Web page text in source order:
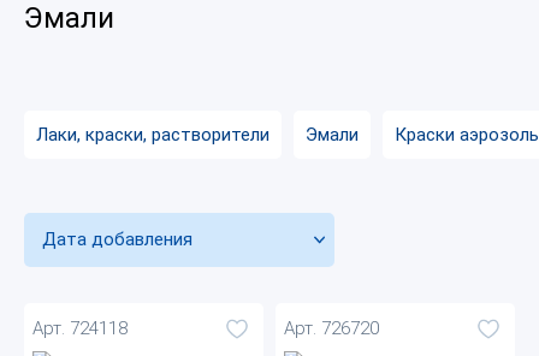
Эмали
Лаки, краски, растворители Эмали Краски
Дата добавления
Арт. 724118 Арт. 726720